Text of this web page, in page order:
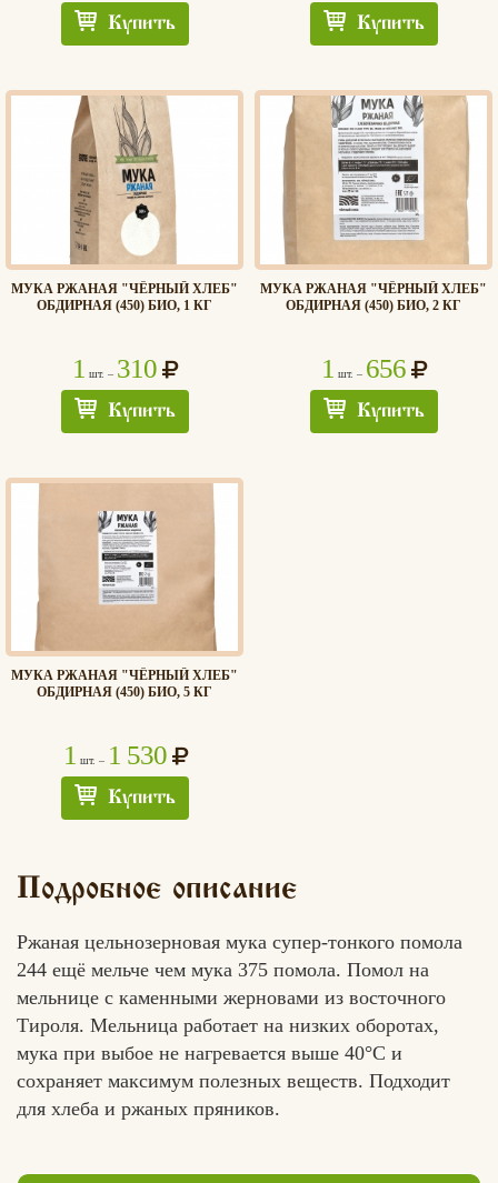
Купить Купить
МУКА РЖАНАЯ "ЧЁРНЫЙ ХЛЕБ"
ОБДИРНАЯ (450) БИО, 1 КГ
1 шт. – 310
Купить
МУКА РЖАНАЯ "ЧЁРНЫЙ ХЛЕБ"
ОБДИРНАЯ (450) БИО, 2 КГ
1 шт. – 656
Купить
МУКА РЖАНАЯ "ЧЁРНЫЙ ХЛЕБ"
ОБДИРНАЯ (450) БИО, 5 КГ
1 шт. – 1 530
Купить
Подробное описание
Ржаная цельнозерновая мука супер-тонкого помола
244 ещё мельче чем мука 375 помола. Помол на
мельнице с каменными жерновами из восточного
Тироля. Мельница работает на низких оборотах,
мука при выбое не нагревается выше 40°С и
сохраняет максимум полезных веществ. Подходит
для хлеба и ржаных пряников.